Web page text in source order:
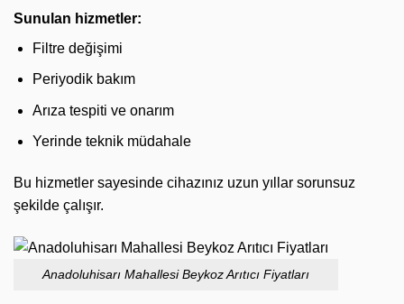
Sunulan hizmetler:
Filtre değişimi
Periyodik bakım
Arıza tespiti ve onarım
Yerinde teknik müdahale
Bu hizmetler sayesinde cihazınız uzun yıllar sorunsuz
şekilde çalışır.
Anadoluhisarı Mahallesi Beykoz Arıtıcı Fiyatları